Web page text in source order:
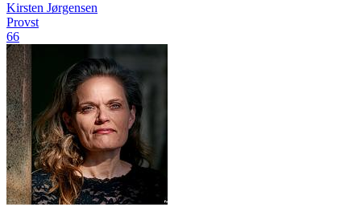
Kirsten Jørgensen
Provst
66